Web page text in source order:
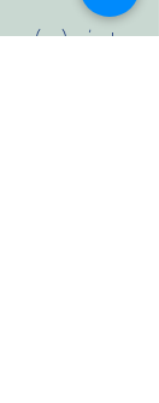
c’est